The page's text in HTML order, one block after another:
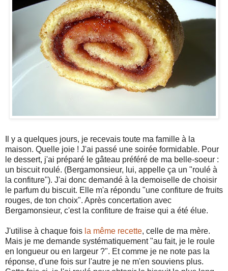
Il y a quelques jours, je recevais toute ma famille à la
maison. Quelle joie ! J'ai passé une soirée formidable. Pour
le dessert, j'ai préparé le gâteau préféré de ma belle-soeur :
un biscuit roulé. (Bergamonsieur, lui, appelle ça un "roulé à
la confiture"). J'ai donc demandé à la demoiselle de choisir
le parfum du biscuit. Elle m'a répondu "une confiture de fruits
rouges, de ton choix". Après concertation avec
Bergamonsieur, c'est la confiture de fraise qui a été élue.
J'utilise à chaque fois la même recette, celle de ma mère.
Mais je me demande systématiquement "au fait, je le roule
en longueur ou en largeur ?". Et comme je ne note pas la
réponse, d'une fois sur l'autre je ne m'en souviens plus.